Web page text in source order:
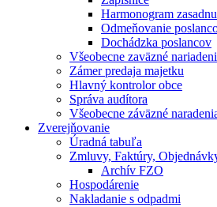
Harmonogram
Odmeňovanie
Dochádzka poslancov
Všeobecne zaväzné
Zámer predaja majetku
Hlavný kontrolor obce
Správa audítora
Všeobecne záväzné
Zverejňovanie
Úradná tabuľa
Zmluvy, Faktúry,
Archív FZO
Hospodárenie
Nakladanie s odpadmi